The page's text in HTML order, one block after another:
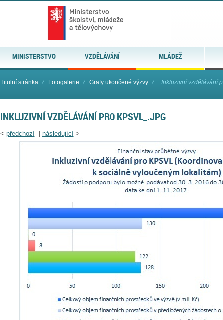
MINISTERSTVO VZDĚLÁVÁNÍ MLÁDEŽ
Titulní stránka ⁄ Fotogalerie ⁄ Grafy ukončené výzvy ⁄ Inkluzivní vzdělávání
INKLUZIVNÍ VZDĚLÁVÁNÍ PRO KPSVL_.JPG
< předchozí| následující>